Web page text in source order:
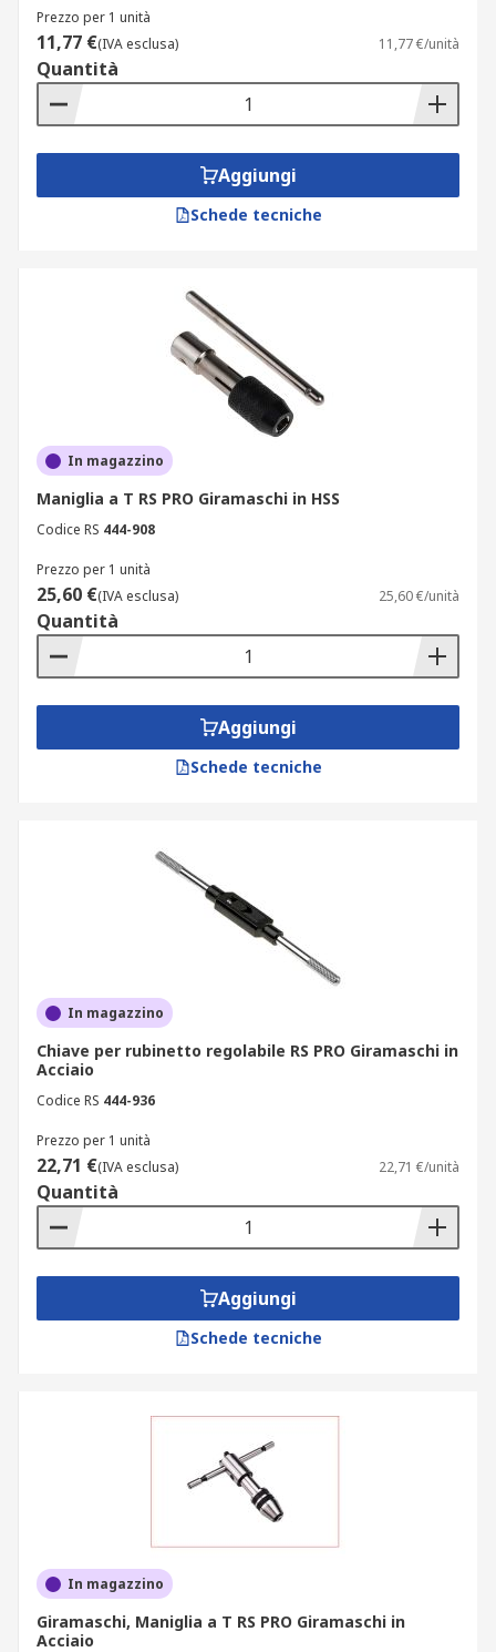
Prezzo per 1 unità
11,77 €(IVA esclusa) 11,77 €/unità
Quantità
Aggiungi
Schede tecniche
In magazzino
Maniglia a T RS PRO Giramaschi in HSS
Codice RS 444-908
Prezzo per 1 unità
25,60 €(IVA esclusa) 25,60 €/unità
Quantità
Aggiungi
Schede tecniche
In magazzino
Chiave per rubinetto regolabile RS PRO Giramaschi in
Acciaio
Codice RS 444-936
Prezzo per 1 unità
22,71 €(IVA esclusa) 22,71 €/unità
Quantità
Aggiungi
Schede tecniche
In magazzino
Giramaschi, Maniglia a T RS PRO Giramaschi in
Acciaio